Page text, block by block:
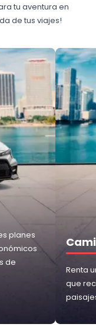
tu aventura en
de tus viajes!
planes
de
Renta
que